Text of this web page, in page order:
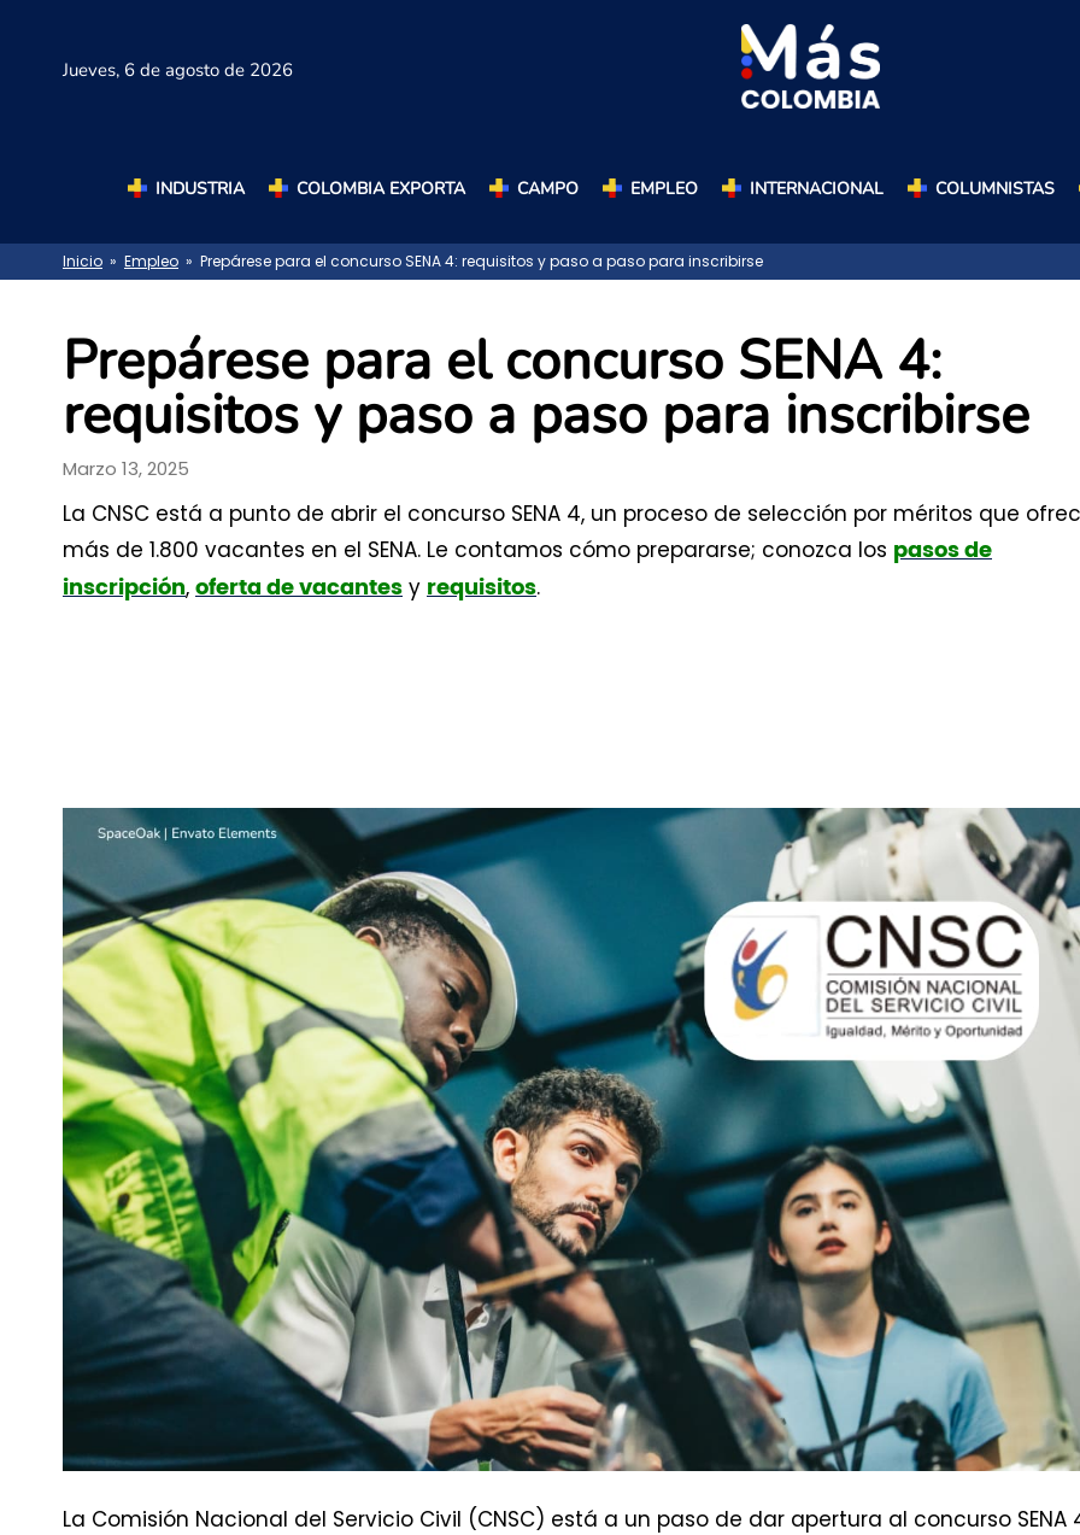
Jueves, 6 de agosto de 2026
INDUSTRIA COLOMBIA EXPORTA CAMPO EMPLEO INTERNACIONAL COLUMNISTAS
Inicio » Empleo » Prepárese para el concurso SENA 4: requisitos y paso a paso para inscribirse
Prepárese para el concurso SENA 4:
requisitos y paso a paso para inscribirse
Marzo 13, 2025
La CNSC está a punto de abrir el concurso SENA 4, un proceso de selección por méritos que
más de 1.800 vacantes en el SENA. Le contamos cómo prepararse; conozca los pasos de
inscripción, oferta de vacantes y requisitos.
La Comisión Nacional del Servicio Civil (CNSC) está a un paso de dar apertura al concurso SENA